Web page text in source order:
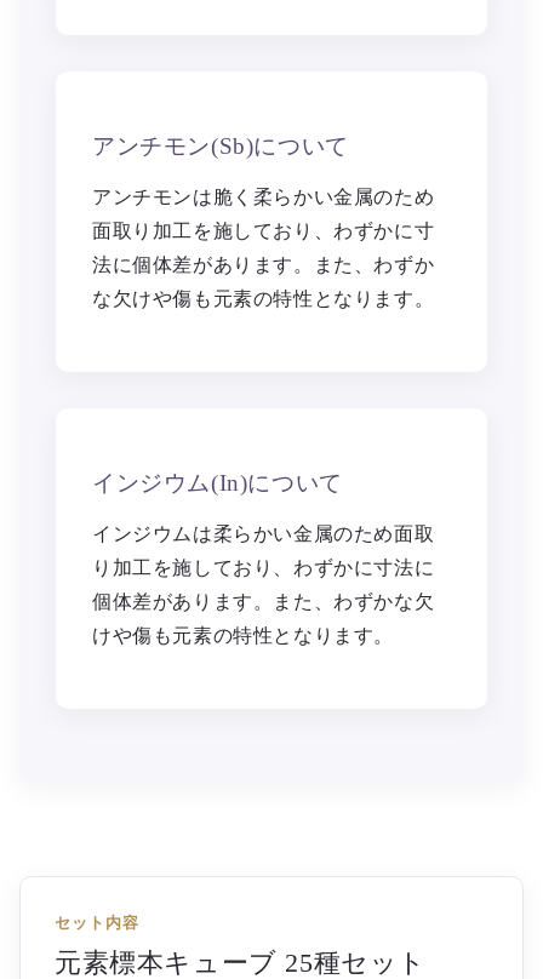
アンチモン(Sb)について
アンチモンは脆く柔らかい金属のため
面取り加工を施しており、わずかに寸
法に個体差があります。また、わずか
な欠けや傷も元素の特性となります。
インジウム(In)について
インジウムは柔らかい金属のため面取
り加工を施しており、わずかに寸法に
個体差があります。また、わずかな欠
けや傷も元素の特性となります。
セット内容
元素標本キューブ 25種セット